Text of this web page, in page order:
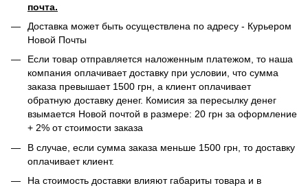
почта.
Доставка может быть осуществлена по адресу - Курьером
Новой Почты
Если товар отправляется наложенным платежом, то наша
компания оплачивает доставку при условии, что сумма
заказа превышает 1500 грн, а клиент оплачивает
обратную доставку денег. Комисия за пересылку денег
взымается Новой почтой в размере: 20 грн за оформление
+ 2% от стоимости заказа
В случае, если сумма заказа меньше 1500 грн, то доставку
оплачивает клиент.
На стоимость доставки влияют габариты товара и в